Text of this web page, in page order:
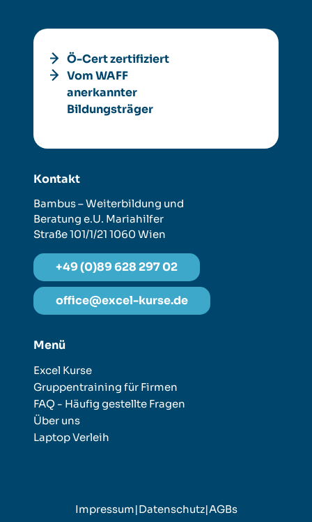
Ö-Cert zertifiziert
Vom WAFF
anerkannter
Bildungsträger
Kontakt
Bambus – Weiterbildung und
Beratung e.U. Mariahilfer
Straße 101/1/21 1060 Wien
+49 (0)89 628 297 02
office@excel-kurse.de
Menü
Excel Kurse
Gruppentraining für Firmen
FAQ - Häufig gestellte Fragen
Über uns
Laptop Verleih
Impressum|Datenschutz|AGBs